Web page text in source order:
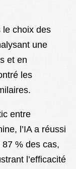
le choix des
une
et en
les
entre
l’IA a réussi
% des cas,
l’efficacité